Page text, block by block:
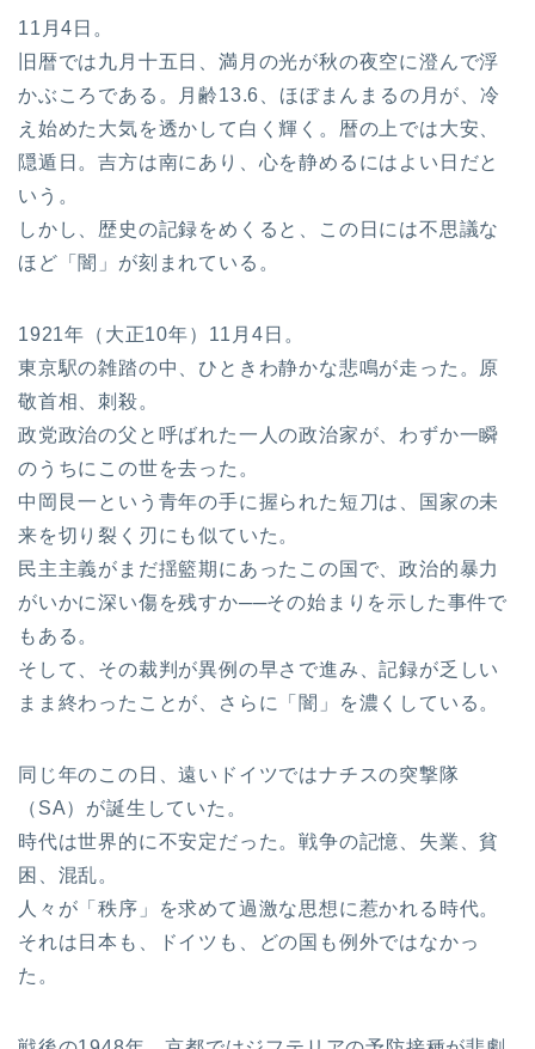
11月4日。
旧暦では九月十五日、満月の光が秋の夜空に澄んで浮
かぶころである。月齢13.6、ほぼまんまるの月が、冷
え始めた大気を透かして白く輝く。暦の上では大安、
隠遁日。吉方は南にあり、心を静めるにはよい日だと
いう。
しかし、歴史の記録をめくると、この日には不思議な
ほど「闇」が刻まれている。
1921年（大正10年）11月4日。
東京駅の雑踏の中、ひときわ静かな悲鳴が走った。原
敬首相、刺殺。
政党政治の父と呼ばれた一人の政治家が、わずか一瞬
のうちにこの世を去った。
中岡艮一という青年の手に握られた短刀は、国家の未
来を切り裂く刃にも似ていた。
民主主義がまだ揺籃期にあったこの国で、政治的暴力
がいかに深い傷を残すか──その始まりを示した事件で
もある。
そして、その裁判が異例の早さで進み、記録が乏しい
まま終わったことが、さらに「闇」を濃くしている。
同じ年のこの日、遠いドイツではナチスの突撃隊
（SA）が誕生していた。
時代は世界的に不安定だった。戦争の記憶、失業、貧
困、混乱。
人々が「秩序」を求めて過激な思想に惹かれる時代。
それは日本も、ドイツも、どの国も例外ではなかっ
た。